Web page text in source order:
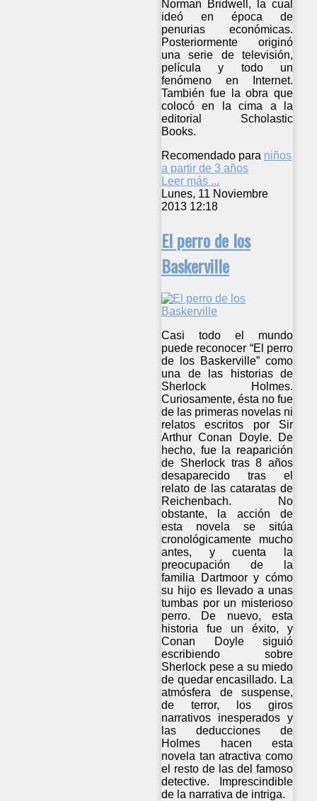
Norman Bridwell, la cual
ideó en época de
penurias económicas.
Posteriormente originó
una serie de televisión,
película y todo un
fenómeno en Internet.
También fue la obra que
colocó en la cima a la
editorial Scholastic
Books.
Recomendado para niños
a partir de 3 años
Leer más ...
Lunes, 11 Noviembre
2013 12:18
El perro de los
Baskerville
Casi todo el mundo
puede reconocer “El perro
de los Baskerville” como
una de las historias de
Sherlock Holmes.
Curiosamente, ésta no fue
de las primeras novelas ni
relatos escritos por Sir
Arthur Conan Doyle. De
hecho, fue la reaparición
de Sherlock tras 8 años
desaparecido tras el
relato de las cataratas de
Reichenbach. No
obstante, la acción de
esta novela se sitúa
cronológicamente mucho
antes, y cuenta la
preocupación de la
familia Dartmoor y cómo
su hijo es llevado a unas
tumbas por un misterioso
perro. De nuevo, esta
historia fue un éxito, y
Conan Doyle siguió
escribiendo sobre
Sherlock pese a su miedo
de quedar encasillado. La
atmósfera de suspense,
de terror, los giros
narrativos inesperados y
las deducciones de
Holmes hacen esta
novela tan atractiva como
el resto de las del famoso
detective. Imprescindible
de la narrativa de intriga.